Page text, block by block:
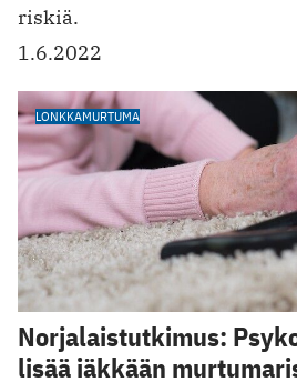
riskiä.
1.6.2022
LONKKAMURTUMA
Norjalaistutkimus:
lisää iäkkään